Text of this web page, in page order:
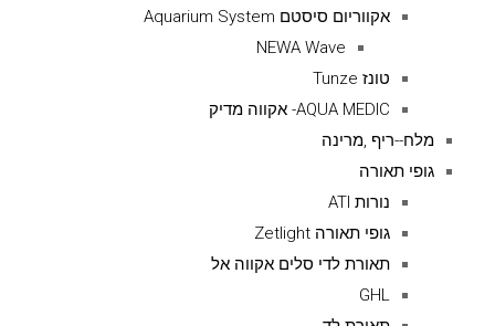
אקווריום סיסטם Aquarium System
NEWA Wave
טונז Tunze
AQUA MEDIC- אקווה מדיק
מלח--ריף ,מרינה
גופי תאורה
נורות ATI
גופי תאורה Zetlight
תאורת לדי סלים אקווה אל
GHL